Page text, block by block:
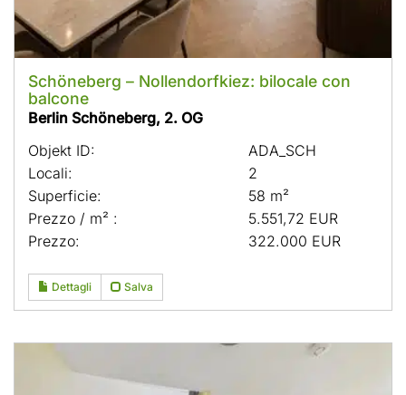
Schöneberg – Nollendorfkiez: bilocale con
balcone
Berlin Schöneberg, 2. OG
Objekt ID:
ADA_SCH
Locali:
2
Superficie:
58 m²
Prezzo / m² :
5.551,72 EUR
Prezzo:
322.000 EUR
Dettagli Salva